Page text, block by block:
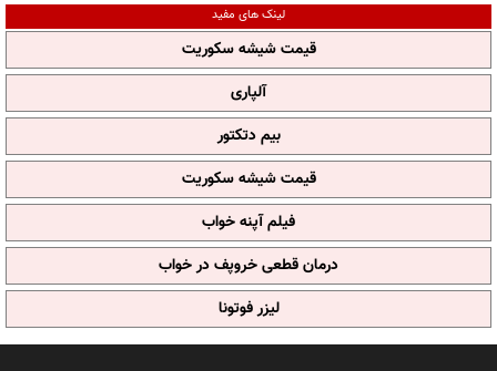
لینک های مفید
قیمت شیشه سکوریت
آلپاری
بیم دتکتور
قیمت شیشه سکوریت
فیلم آپنه خواب
درمان قطعی خروپف در خواب
لیزر فوتونا